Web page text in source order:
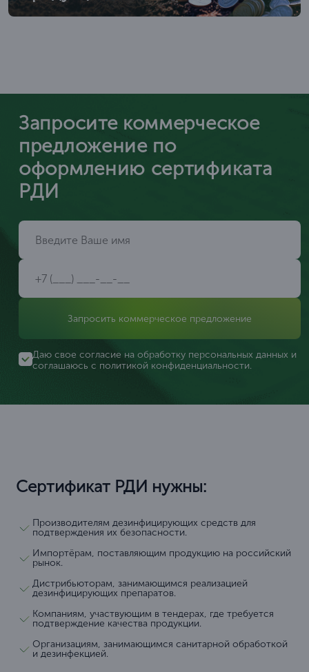
Запросите коммерческое
предложение по
оформлению сертификата
РДИ
Запросить коммерческое предложение
Даю свое согласие на обработку персональных данных и
соглашаюсь с политикой конфиденциальности.
Сертификат РДИ нужны:
Производителям дезинфицирующих средств для
подтверждения их безопасности.
Импортёрам, поставляющим продукцию на российский
рынок.
Дистрибьюторам, занимающимся реализацией
дезинфицирующих препаратов.
Компаниям, участвующим в тендерах, где требуется
подтверждение качества продукции.
Организациям, занимающимся санитарной обработкой
и дезинфекцией.